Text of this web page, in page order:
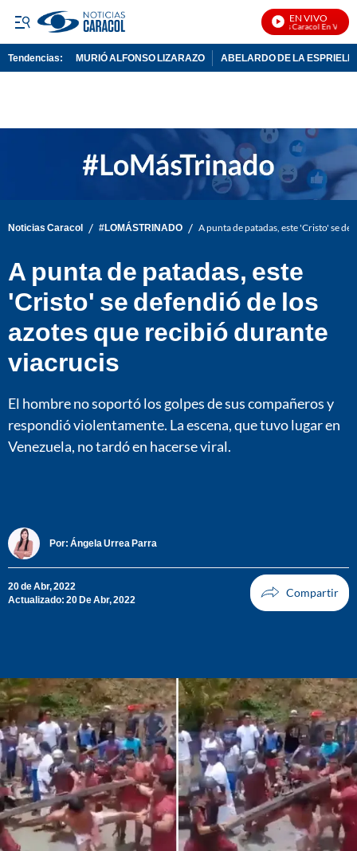
EN VIVO
Noticias Caracol En Vivo
Tendencias: MURIÓ ALFONSO LIZARAZO ABELARDO DE LA
Noticias Caracol / #LOMÁSTRINADO / A punta de patadas, este 'Cristo' se
A punta de patadas, este
'Cristo' se defendió de los
azotes que recibió durante
viacrucis
El hombre no soportó los golpes de sus compañeros y
respondió violentamente. La escena, que tuvo lugar en
Venezuela, no tardó en hacerse viral.
Por: Ángela Urrea Parra
20 de Abr, 2022
Actualizado: 20 De Abr, 2022